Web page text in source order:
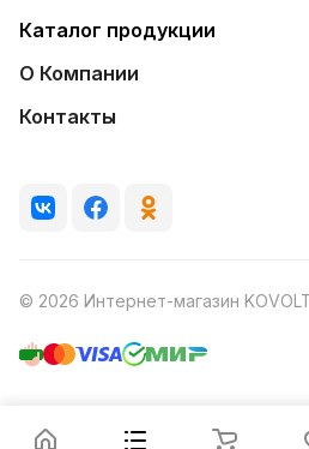
Каталог продукции
О Компании
Контакты
© 2026 Интернет-магазин